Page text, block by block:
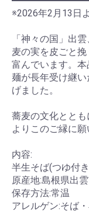
※2026年2月13日
「神々の国」出
麦の実を皮ごと
富んでいます。
麺が長年受け継
げました。
蕎麦の文化とと
よりこのご縁に願
内容:
半生そば(つゆ付
原産地:島根県出
保存方法:常温
アレルゲン:そば